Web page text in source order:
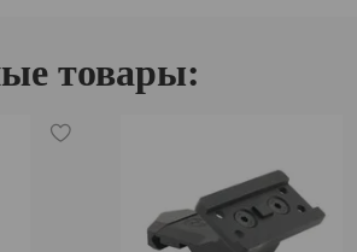
товары: